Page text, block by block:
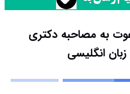
به مصاحبه دکتری
انگلیسی